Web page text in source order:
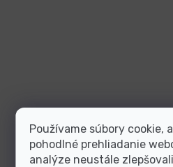
Používame súbory cookie,
pohodlné prehliadanie
analýze neustále